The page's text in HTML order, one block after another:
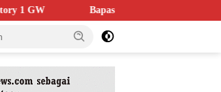
Bapas Yogyakarta Edukasi Guru SMKN 1